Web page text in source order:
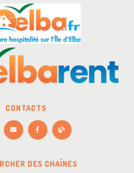
CONTACTS
DES CHAÎNES